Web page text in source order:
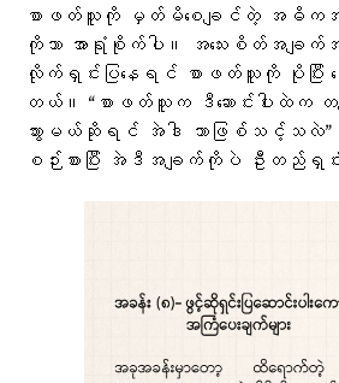
စာဖတ်သူကို မှတ်မိစေချင်တဲ့ အဓိကအ
ကိုသာ အာရုံစိုက်ပါ။ အသေးစိတ်အချ
လိုက်ရှင်းပြနေရင် စာဖတ်သူကို ပိုပြီး ဝေ
တယ်။ “စာဖတ်သူက ဒီဆောင်းပါးထဲ
သွားမယ်ဆိုရင် အဲဒါ ဘာဖြစ်သင့်သလဲ”
စဉ်းစားပြီး အဲဒီအချက်ကိုပဲ ဦးတည်ရှင်